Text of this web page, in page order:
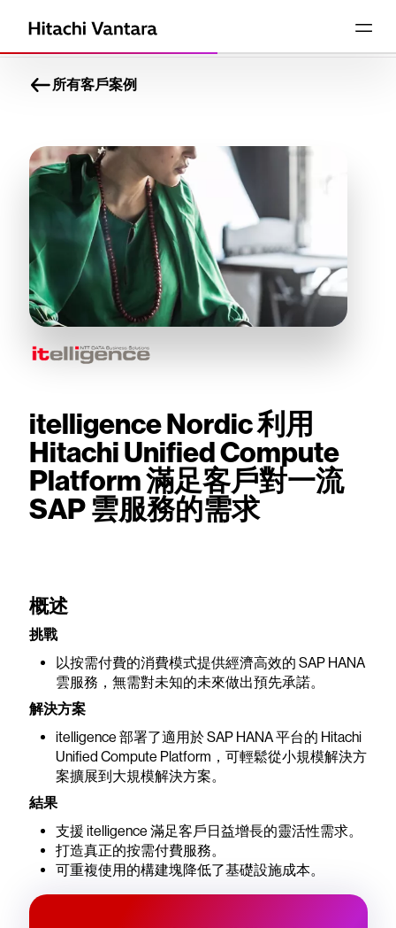
所有客戶案例
itelligence Nordic 利用
Hitachi Unified Compute
Platform 滿足客戶對一流
SAP 雲服務的需求
概述
挑戰
以按需付費的消費模式提供經濟高效的 SAP HANA
雲服務，無需對未知的未來做出預先承諾。
解決方案
itelligence 部署了適用於 SAP HANA 平台的 Hitachi
Unified Compute Platform，可輕鬆從小規模解決方
案擴展到大規模解決方案。
結果
支援 itelligence 滿足客戶日益增長的靈活性需求。
打造真正的按需付費服務。
可重複使用的構建塊降低了基礎設施成本。